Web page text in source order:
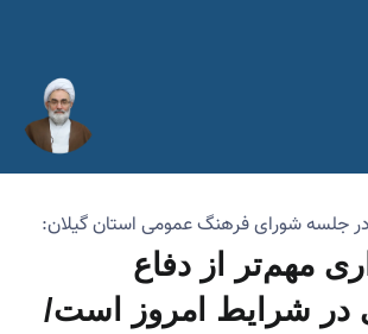
در جلسه شورای فرهنگ عمومی استان گیلان:
مهم‌تر از دفاع
در شرایط امروز است/